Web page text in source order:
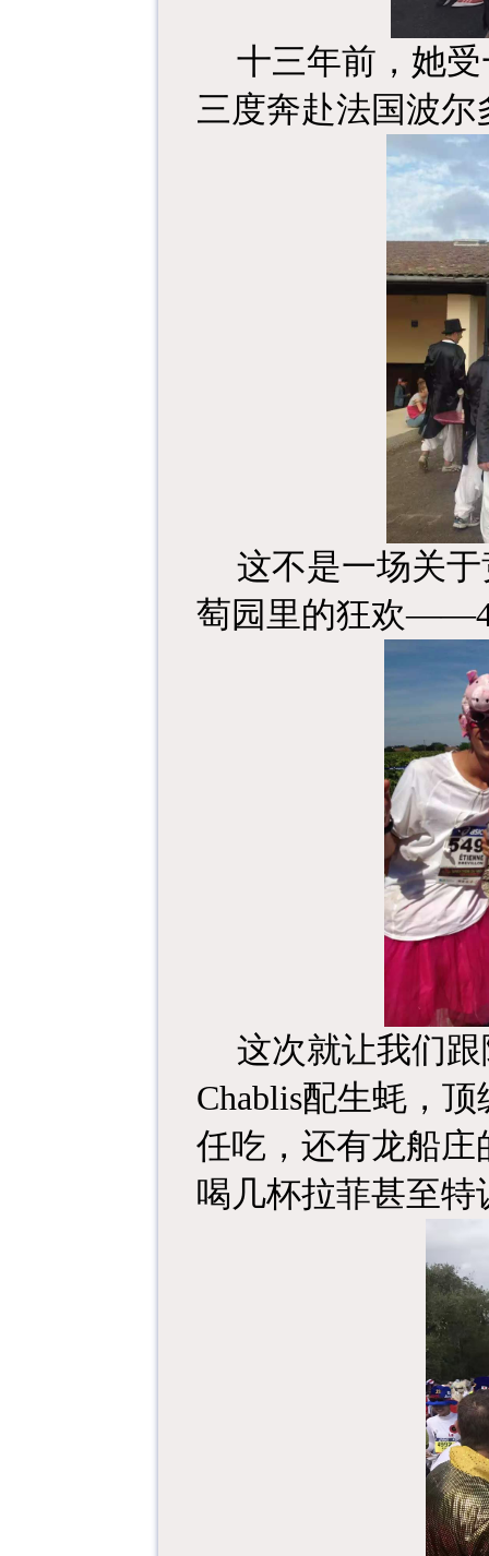
十三年前，她
三度奔赴法国波
这不是一场关
萄园里的狂欢
这次就让我们
Chablis配生蚝，
任吃，还有龙船
喝几杯拉菲甚至